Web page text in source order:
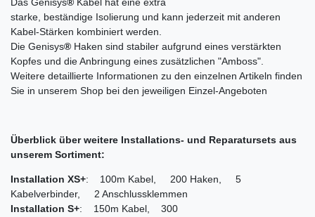
starke, beständige Isolierung und kann jederzeit mit anderen
Kabel-Stärken kombiniert werden.
Die Genisys® Haken sind stabiler aufgrund eines verstärkten
Kopfes und die Anbringung eines zusätzlichen "Amboss".
Weitere detaillierte Informationen zu den einzelnen Artikeln finden
Sie in unserem Shop bei den jeweiligen Einzel-Angeboten
Überblick über weitere Installations- und Reparatursets aus
unserem Sortiment:
Installation XS+: 100m Kabel, 200 Haken, 5
Kabelverbinder, 2 Anschlussklemmen
Installation S+: 150m Kabel, 300